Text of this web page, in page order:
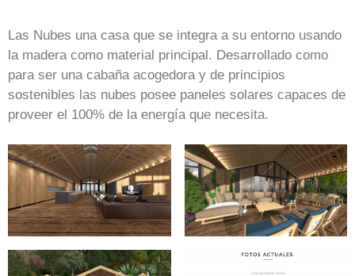
Las Nubes una casa que se integra a su entorno usando
la madera como material principal. Desarrollado como
para ser una cabaña acogedora y de principios
sostenibles las nubes posee paneles solares capaces de
proveer el 100% de la energía que necesita.